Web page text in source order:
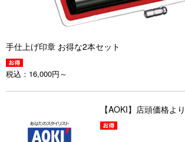
手仕上げ印章 お得な2本セット
税込： 16,000円～
【AOKI】店頭価格よ